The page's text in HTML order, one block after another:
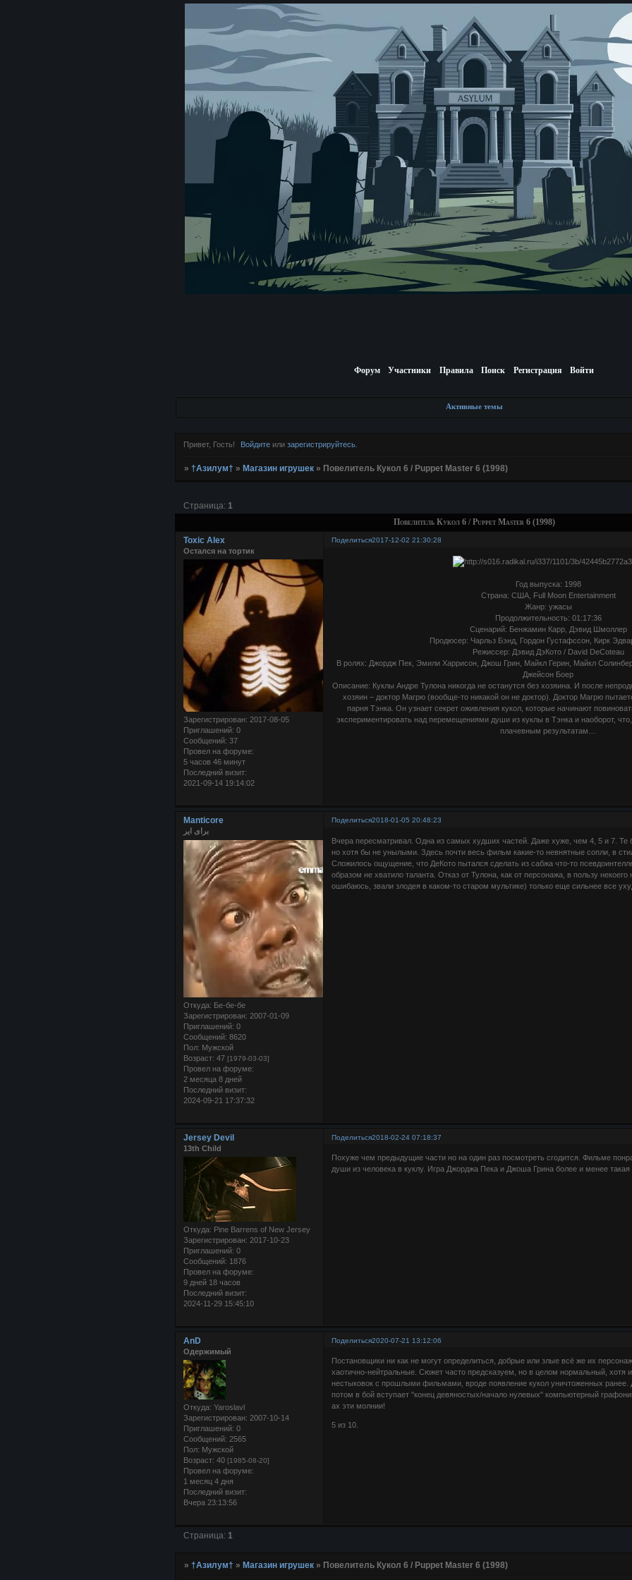
Форум Участники Правила Поиск Регистрация Войти
Активные темы
Привет, Гость! Войдите или зарегистрируйтесь
» †Азилум† » Магазин игрушек » Повелитель Кукол 6 / Puppet Master 6 (1998)
Повелитель Кукол 6 / Puppet Master 6 (1998)
Страница: 1
Поделиться2017-12-02 21:30:28
Toxic Alex
Остался на тортик
Зарегистрирован: 2017-08-05
Приглашений: 0
Сообщений: 37
Провел на форуме:
5 часов 46 минут
Последний визит:
2021-09-14 19:14:02
Год выпуска: 1998
Страна: США, Full Moon Entertainment
Жанр: ужасы
Продолжительность: 01:17:36
Cценарий: Бенжамин Карр, Дэвид Шмоллер
Продюсер: Чарльз Бэнд, Гордон Густафссон, Кирк
Режиссер: Дэвид ДэКото / David DeCoteau
В ролях: Джордж Пек, Эмили Харрисон, Джош Грин, Майкл Герин, Майкл
Джейсон Боер
Описание: Куклы Андре Тулона никогда не останутся без хозяина. И после
хозяин – доктор Магрю (вообще-то никакой он не доктор). Доктор Магрю
парня Тэнка. Он узнает секрет оживления кукол, которые начинают
экспериментировать над перемещениями души из куклы в Тэнка и наоборот,
плачевным результатам…
Поделиться2018-01-05 20:48:23
Manticore
برای ایر
Откуда: Бе-бе-бе
Зарегистрирован: 2007-01-09
Приглашений: 0
Сообщений: 8620
Пол: Мужской
Возраст: 47 [1979-03-03]
Провел на форуме:
2 месяца 8 дней
Последний визит:
2024-09-21 17:37:32
Вчера пересматривал. Одна из самых худших частей. Даже хуже, чем 4, 5 и 7.
но хотя бы не унылыми. Здесь почти весь фильм какие-то невнятные сопли, в
Сложилось ощущение, что ДеКото пытался сделать из сабжа что-то
образом не хватило таланта. Отказ от Тулона, как от персонажа, в пользу некоего
ошибаюсь, звали злодея в каком-то старом мультике) только еще сильнее все
Поделиться2018-02-24 07:18:37
Jersey Devil
13th Child
Откуда: Pine Barrens of New Jersey
Зарегистрирован: 2017-10-23
Приглашений: 0
Сообщений: 1876
Провел на форуме:
9 дней 18 часов
Последний визит:
2024-11-29 15:45:10
Похуже чем предыдущие части но на один раз посмотреть сгодится. Фильме
души из человека в куклу. Игра Джорджа Пека и Джоша Грина более и менее такая
Поделиться2020-07-21 13:12:06
AnD
Одержимый
Откуда: Yaroslavl
Зарегистрирован: 2007-10-14
Приглашений: 0
Сообщений: 2565
Пол: Мужской
Возраст: 40 [1985-08-20]
Провел на форуме:
1 месяц 4 дня
Последний визит:
Вчера 23:13:56
Постановщики ни как не могут определиться, добрые или злые всё же их
хаотично-нейтральные. Сюжет часто предсказуем, но в целом нормальный, хотя
нестыковок с прошлыми фильмами, вроде появление кукол уничтоженных ранее.
потом в бой вступает "конец девяностых/начало нулевых" компьютерный
ах эти молнии!
5 из 10.
Страница: 1
» †Азилум† » Магазин игрушек » Повелитель Кукол 6 / Puppet Master 6 (1998)